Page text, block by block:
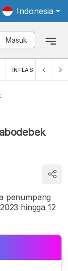
Indonesia
Masuk
INFLASI MOM
penumpang
hingga 12